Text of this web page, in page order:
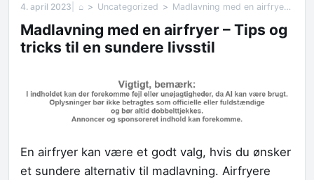
4. april 2023 ⌂ Uncategorized Madlavning med en airfryer – Tips og tricks til en sundere livsstil
Madlavning med en airfryer – Tips og
tricks til en sundere livsstil
En airfryer kan være et godt valg, hvis du ønsker
et sundere alternativ til madlavning. Airfryere